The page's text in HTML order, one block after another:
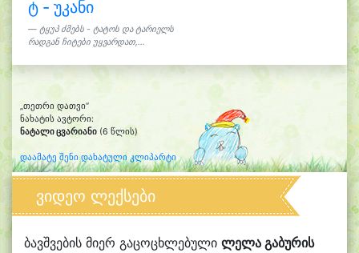
ტ - უკანი
ტყუპ ძმებს - ტატოს და ტარიელს
რადგან ჩიტები უყვარდათ,...
„თეთრი დათვი“
ნახატის ავტორი:
ნატალი ცვარიანი (6 წლის)
დაამატე შენი დახატული კლიპარტი
ვიდეო ლექსები
ბავშვების მიერ გაცოცხლებული ლელა გაბურის